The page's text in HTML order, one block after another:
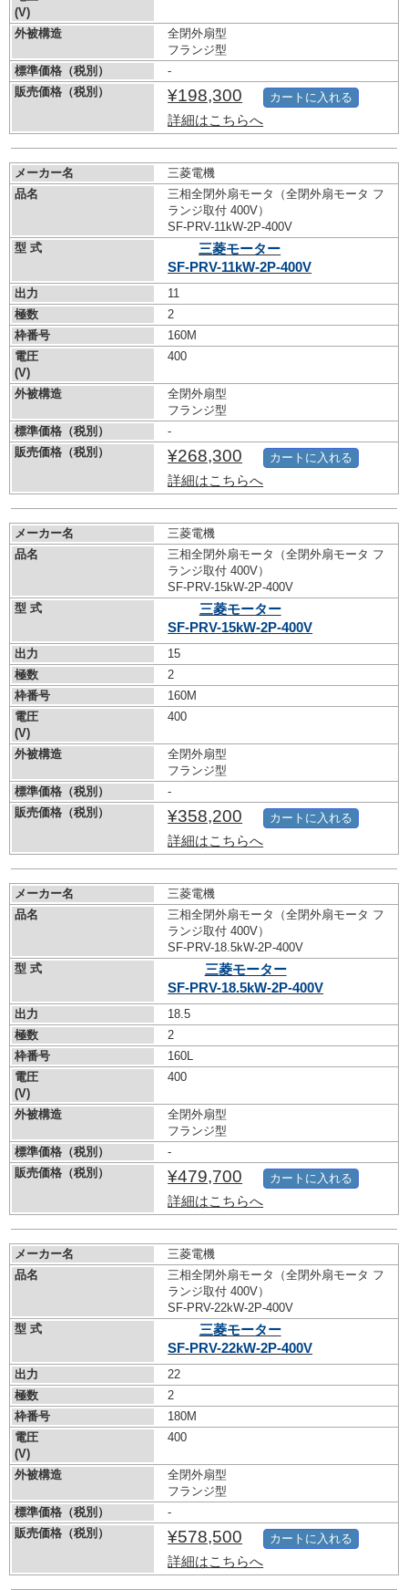
(V)
外被構造
全閉外扇型
フランジ型
標準価格（税別）
-
販売価格（税別）
¥198,300
詳細はこちらへ
カートに入れる
メーカー名
三菱電機
品名
三相全閉外扇モータ（全閉外扇モータ フ
ランジ取付 400V）
SF-PRV-11kW-2P-400V
型 式
三菱モーター
SF-PRV-11kW-2P-400V
出力
11
極数
2
枠番号
160M
電圧
(V)
400
外被構造
全閉外扇型
フランジ型
標準価格（税別）
-
販売価格（税別）
¥268,300
詳細はこちらへ
カートに入れる
メーカー名
三菱電機
品名
三相全閉外扇モータ（全閉外扇モータ フ
ランジ取付 400V）
SF-PRV-15kW-2P-400V
型 式
三菱モーター
SF-PRV-15kW-2P-400V
出力
15
極数
2
枠番号
160M
電圧
(V)
400
外被構造
全閉外扇型
フランジ型
標準価格（税別）
-
販売価格（税別）
¥358,200
詳細はこちらへ
カートに入れる
メーカー名
三菱電機
品名
三相全閉外扇モータ（全閉外扇モータ フ
ランジ取付 400V）
SF-PRV-18.5kW-2P-400V
型 式
三菱モーター
SF-PRV-18.5kW-2P-400V
出力
18.5
極数
2
枠番号
160L
電圧
(V)
400
外被構造
全閉外扇型
フランジ型
標準価格（税別）
-
販売価格（税別）
¥479,700
詳細はこちらへ
カートに入れる
メーカー名
三菱電機
品名
三相全閉外扇モータ（全閉外扇モータ フ
ランジ取付 400V）
SF-PRV-22kW-2P-400V
型 式
三菱モーター
SF-PRV-22kW-2P-400V
出力
22
極数
2
枠番号
180M
電圧
(V)
400
外被構造
全閉外扇型
フランジ型
標準価格（税別）
-
販売価格（税別）
¥578,500
詳細はこちらへ
カートに入れる